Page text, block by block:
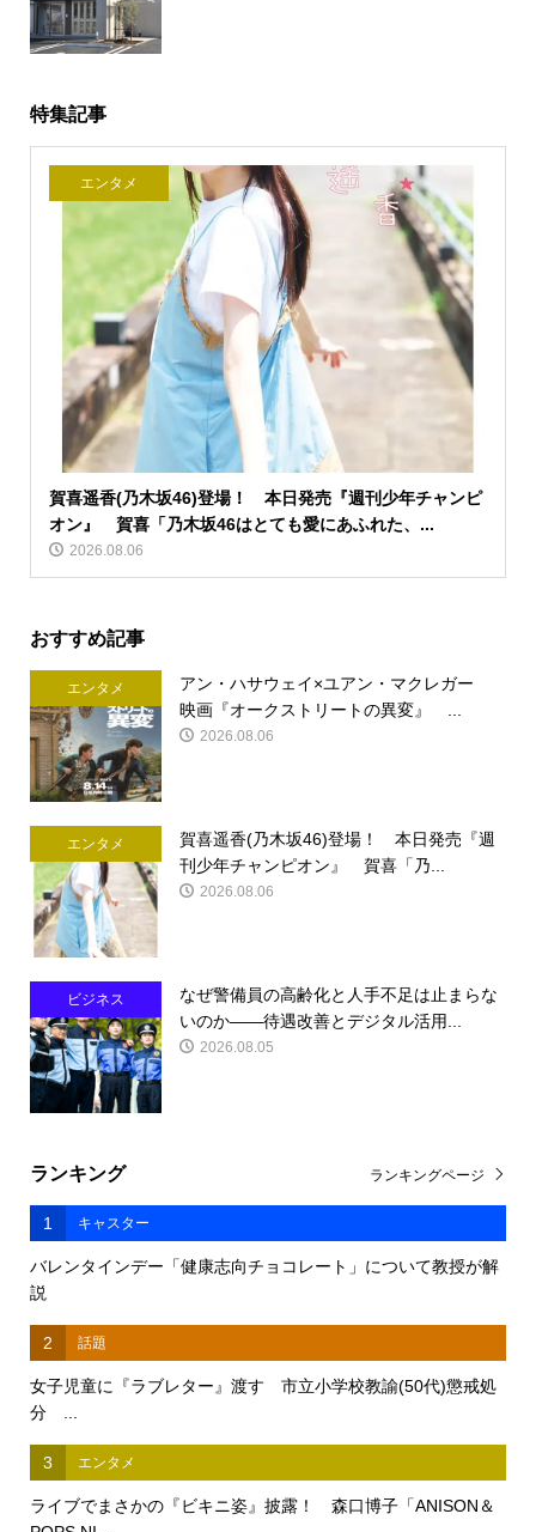
特集記事
エンタメ
賀喜遥香(乃木坂46)登場！ 本日発売『週刊少年チャンピ
オン』 賀喜「乃木坂46はとても愛にあふれた、...
2026.08.06
おすすめ記事
エンタメ
アン・ハサウェイ×ユアン・マクレガー
映画『オークストリートの異変』 ...
2026.08.06
エンタメ
賀喜遥香(乃木坂46)登場！ 本日発売『週
刊少年チャンピオン』 賀喜「乃...
2026.08.06
ビジネス
なぜ警備員の高齢化と人手不足は止まらな
いのか――待遇改善とデジタル活用...
2026.08.05
ランキング
1 キャスター
バレンタインデー「健康志向チョコレート」について教授が解
説
2 話題
女子児童に『ラブレター』渡す 市立小学校教諭(50代)懲戒処
分 ...
3 エンタメ
ライブでまさかの『ビキニ姿』披露！ 森口博子「ANISON＆
ランキングページ